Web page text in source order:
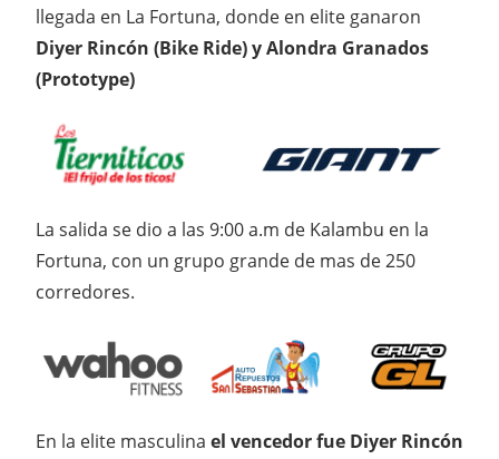
llegada en La Fortuna, donde en elite ganaron
Diyer Rincón (Bike Ride) y Alondra Granados
(Prototype)
La salida se dio a las 9:00 a.m de Kalambu en la
Fortuna, con un grupo grande de mas de 250
corredores.
En la elite masculina el vencedor fue Diyer Rincón